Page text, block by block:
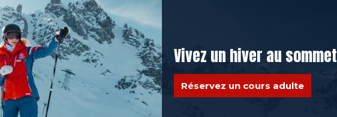
Vivez un hiver au sommet
Réservez un cours adulte